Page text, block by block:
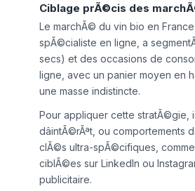
Ciblage prÃ©cis des
Le marchÃ© du vin bio en France
spÃ©cialiste en ligne, a
secs) et des occasions de
ligne, avec un panier moyen en
une masse indistincte.
Pour appliquer cette stratÃ©gie,
dâintÃ©rÃªt, ou comportements
clÃ©s ultra-spÃ©cifiques,
ciblÃ©es sur LinkedIn ou
publicitaire.